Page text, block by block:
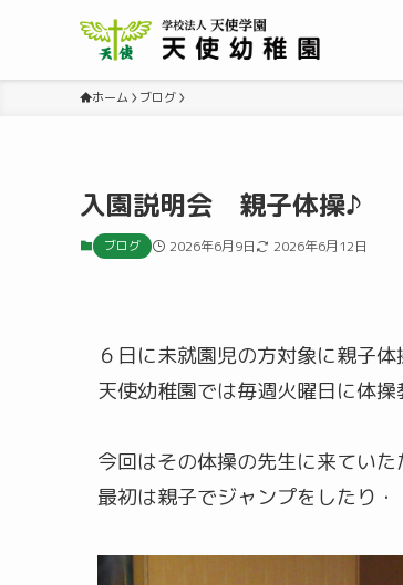
ホーム ブログ
入園説明会 親子体操♪
ブログ 2026年6月9日 2026年6月12日
６日に未就園児の方対象に親子体
天使幼稚園では毎週火曜日に体
今回はその体操の先生に来てい
最初は親子でジャンプをしたり・